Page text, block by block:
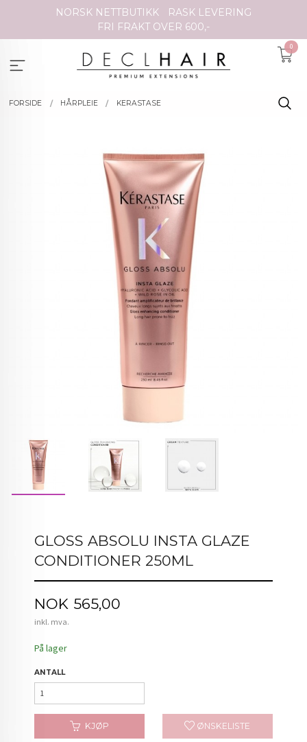
NORSK NETTBUTIKK
RASK LEVERING
FRI FRAKT OVER 600,-
0
FORSIDE HÅRPLEIE KERASTASE
GLOSS ABSOLU INSTA GLAZE
CONDITIONER 250ML
Pris
NOK 565,00
inkl. mva.
På lager
ANTALL
KJØP ØNSKELISTE